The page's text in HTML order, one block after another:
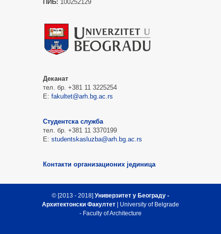
ПИБ: 100252129
Деканат
тел. бр. +381 11 3225254
Е: fakultet@arh.bg.ac.rs
Студентска служба
тел. бр. +381 11 3370199
Е: studentskasluzba@arh.bg.ac.rs
Контакти организационих јединица
© [2013 - 2018] Универзитет у Београду -
Архитектонски Факултет | University of Belgrade
- Faculty of Architecture